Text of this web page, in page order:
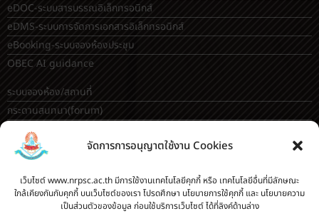
จัดการการอนุญาตใช้งาน Cookies
เว็บไซต์ www.nrpsc.ac.th มีการใช้งานเทคโนโลยีคุกกี้ หรือ เทคโนโลยีอื่นที่มีลักษณะ
ใกล้เคียงกันกับคุกกี้ บนเว็บไซต์ของเรา โปรดศึกษา นโยบายการใช้คุกกี้ และ นโยบายความ
เป็นส่วนตัวของข้อมูล ก่อนใช้บริการเว็บไซต์ ได้ที่ลิงค์ด้านล่าง
eDOC-ระบบสารบรรณอิเล็กทรอนิกส์
eDMS-ระบบการจัดการเอกสารอิเล็กทรอนิกส์
eBooking-ระบบจองห้องประชุม
OBEC AI guidance
ระบบจองห้อง/สถานที่
กระดานสนทนา(forum)
ขออนุญาตออกนอกโรงเรียน
ระบบส่งแผนการสอนออนไลน์
บันทึกข้อมูลเกียรติบัตร/รายงานการอบรม